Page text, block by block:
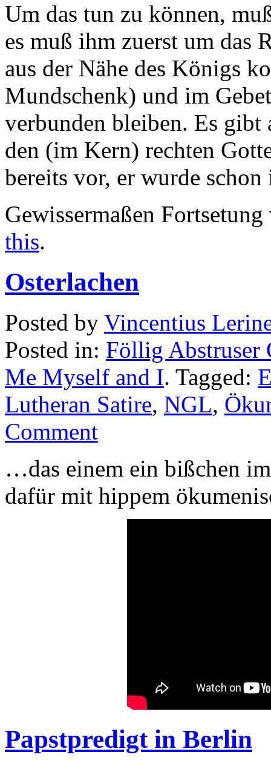
Um das tun zu können,
es muß ihm zuerst um das
aus der Nähe des Königs
Mundschenk) und im
verbunden bleiben. Es gibt
den (im Kern) rechten
bereits vor, er wurde
Gewissermaßen
this.
Osterlachen
Posted by Vincentius
Posted in: Föllig Abstruser
Me Myself and I. Tagged:
Lutheran Satire, NGL,
Comment
…das einem ein bißchen
dafür mit hippem
Papstpredigt in Berlin